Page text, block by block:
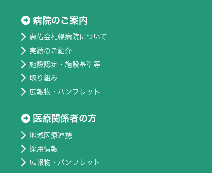
病院のご案内
恵佑会札幌病院について
実績のご紹介
施設認定・施設基準等
取り組み
広報物・パンフレット
医療関係者の方
地域医療連携
採用情報
広報物・パンフレット